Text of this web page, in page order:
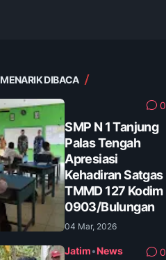
MENARIK DIBACA
0
SMP N 1 Tanjung
Palas Tengah
Apresiasi
Kehadiran Satgas
TMMD 127 Kodim
0903/Bulungan
04 Mar, 2026
Jatim•News 0